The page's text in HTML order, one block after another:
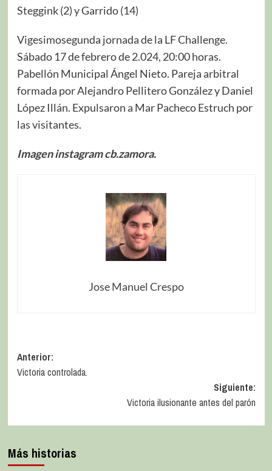
Steggink (2) y Garrido (14)
Vigesimosegunda jornada de la LF Challenge.
Sábado 17 de febrero de 2.024, 20:00 horas.
Pabellón Municipal Ángel Nieto. Pareja arbitral
formada por Alejandro Pellitero González y Daniel
López Illán. Expulsaron a Mar Pacheco Estruch por
las visitantes.
Imagen instagram cb.zamora.
Jose Manuel Crespo
Anterior:
Victoria controlada.
Siguiente:
Victoria ilusionante antes del parón
Más historias